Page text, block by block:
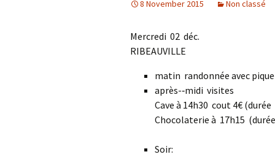
8 November 2015 Non classé
Mercredi 02 déc.
RIBEAUVILLE
matin randonnée avec
après-­‐midi visites
Cave à 14h30 cout 4€ (durée
Chocolaterie à 17h15
Soir: